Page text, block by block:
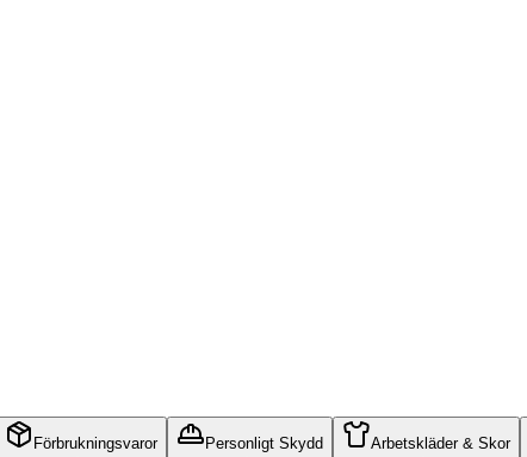
Förbrukningsvaror Personligt Skydd Arbetskläder & Skor